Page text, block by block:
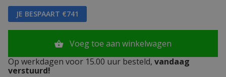
JE BESPAART €741
Voeg toe aan winkelwagen
Op werkdagen voor 15.00 uur besteld, vandaag
verstuurd!